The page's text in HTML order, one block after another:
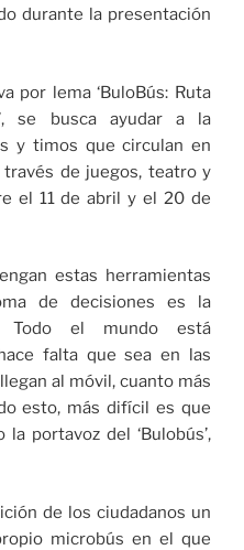
durante la presentación
por lema ‘BuloBús: Ruta
se busca ayudar a la
y timos que circulan en
de juegos, teatro y
el 11 de abril y el 20 de
estas herramientas
de decisiones es la
Todo el mundo está
falta que sea en las
al móvil, cuanto más
esto, más difícil es que
portavoz del ‘Bulobús’,
de los ciudadanos un
microbús en el que